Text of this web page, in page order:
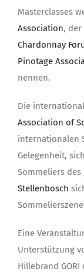
Masterclasses
Association, der
Chardonnay
Pinotage
nennen.
Die
Association of
internationalen
Gelegenheit,
Sommeliers des
Stellenbosch
Eine
Unterstützung
Hillebrand GORI